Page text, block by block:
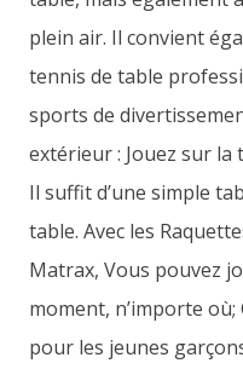
plein air. Il convient
tennis de table
sports de
extérieur : Jouez sur la
Il suffit d’une simple
table. Avec les
Matrax, Vous pouvez
moment, n’importe
pour les jeunes